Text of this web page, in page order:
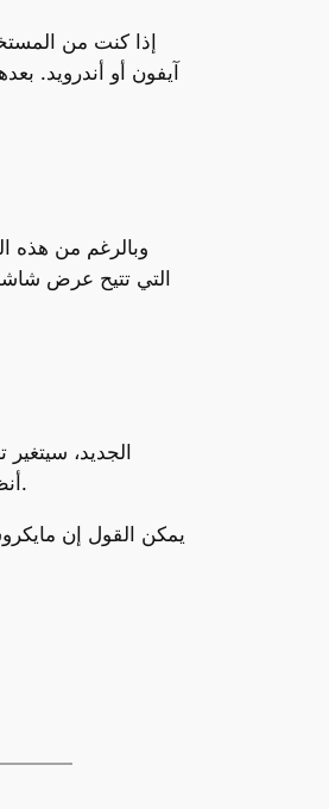
آيفون أو أندرويد.
أنظمتهم بشكل كبير. ومع استمرار مايكروسوفت في تطوير هذه الميزة، يمكننا أن نتوقع تكاملًا أكبر بين ويندوز 11 وهواتف آيفون في المستقبل.